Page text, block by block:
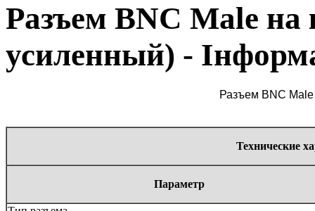
Разъем BNC Male
усиленный) -
Разъем BNC
Технические
Параметр